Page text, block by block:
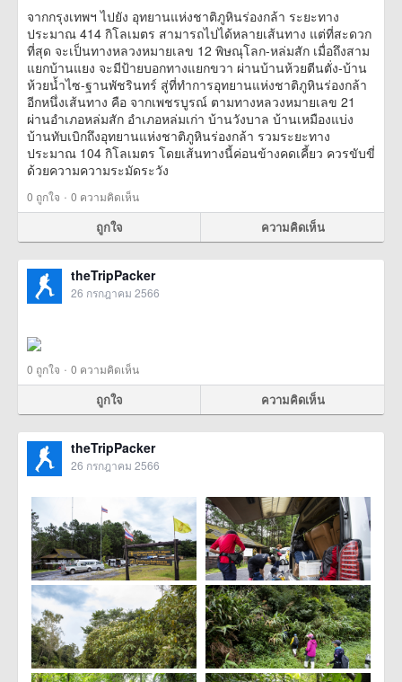
จากกรุงเทพฯ ไปยัง อุทยานแห่งชาติภูหินร่องกล้า ระยะทาง
ประมาณ 414 กิโลเมตร สามารถไปได้หลายเส้นทาง แต่ที่สะดวก
ที่สุด จะเป็นทางหลวงหมายเลข 12 พิษณุโลก-หล่มสัก เมื่อถึงสาม
แยกบ้านแยง จะมีป้ายบอกทางแยกขวา ผ่านบ้านห้วยตีนตั่ง-บ้าน
ห้วยน้ำไซ-ฐานพัชรินทร์ สู่ที่ทำการอุทยานแห่งชาติภูหินร่องกล้า
อีกหนึ่งเส้นทาง คือ จากเพชรบูรณ์ ตามทางหลวงหมายเลข 21
ผ่านอำเภอหล่มสัก อำเภอหล่มเก่า บ้านวังบาล บ้านเหมืองแบ่ง
บ้านทับเบิกถึงอุทยานแห่งชาติภูหินร่องกล้า รวมระยะทาง
ประมาณ 104 กิโลเมตร โดยเส้นทางนี้ค่อนข้างคดเคี้ยว ควรขับขี่
ด้วยความความระมัดระวัง
0 ถูกใจ · 0 ความคิดเห็น
ถูกใจ ความคิดเห็น
theTripPacker
26 กรกฎาคม 2566
0 ถูกใจ · 0 ความคิดเห็น
ถูกใจ ความคิดเห็น
theTripPacker
26 กรกฎาคม 2566